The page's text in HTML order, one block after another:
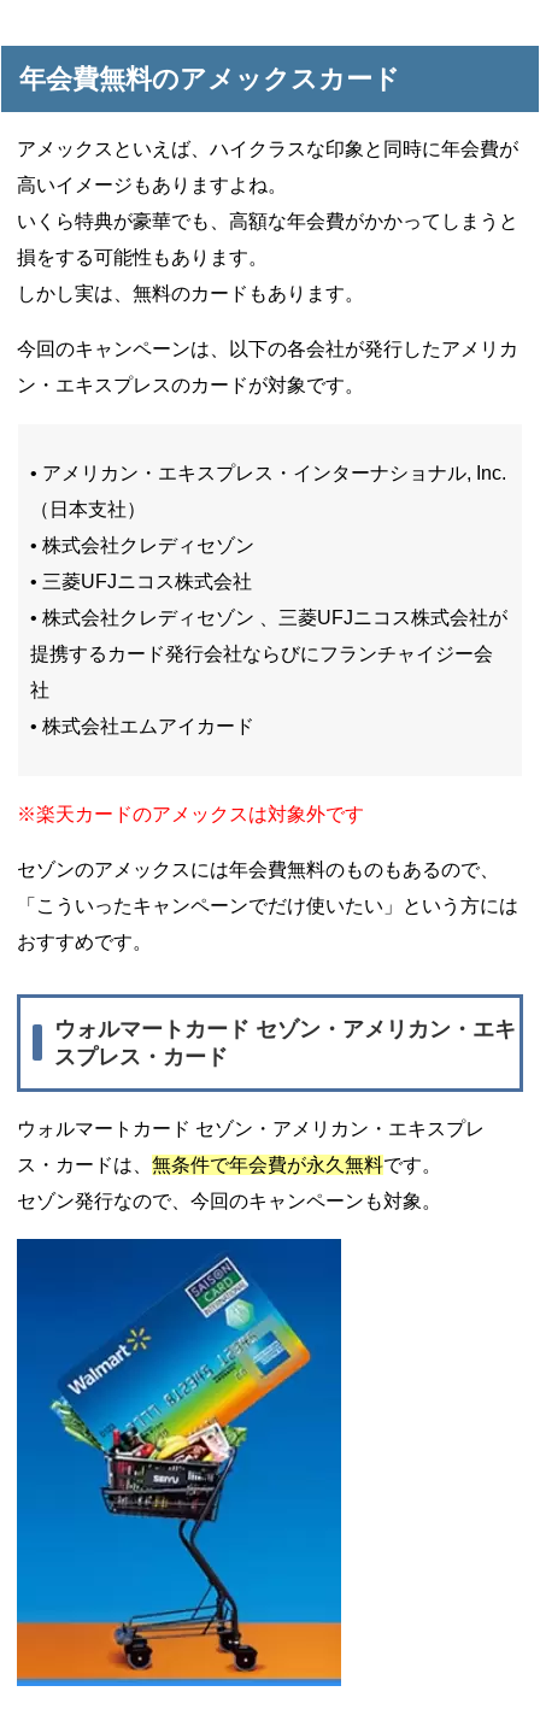
年会費無料のアメックスカード
アメックスといえば、ハイクラスな印象と同時に年会費が
高いイメージもありますよね。
いくら特典が豪華でも、高額な年会費がかかってしまうと
損をする可能性もあります。
しかし実は、無料のカードもあります。
今回のキャンペーンは、以下の各会社が発行したアメリカ
ン・エキスプレスのカードが対象です。
• アメリカン・エキスプレス・インターナショナル, Inc.
（日本支社）
• 株式会社クレディセゾン
• 三菱UFJニコス株式会社
• 株式会社クレディセゾン 、三菱UFJニコス株式会社が
提携するカード発行会社ならびにフランチャイジー会
社
• 株式会社エムアイカード
※楽天カードのアメックスは対象外です
セゾンのアメックスには年会費無料のものもあるので、
「こういったキャンペーンでだけ使いたい」という方には
おすすめです。
ウォルマートカード セゾン・アメリカン・エキ
スプレス・カード
ウォルマートカード セゾン・アメリカン・エキスプレ
ス・カードは、無条件で年会費が永久無料です。
セゾン発行なので、今回のキャンペーンも対象。